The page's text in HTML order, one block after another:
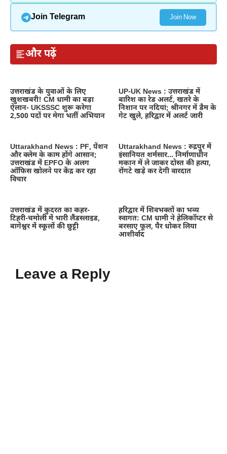
Join Telegram Join Now
और पढ़ें
उत्तराखंड के युवाओं के लिए
खुशखबरी! CM धामी का बड़ा
ऐलान- UKSSSC शुरू करेगा
2,500 पदों पर मेगा भर्ती अभियान
UP-UK News : उत्तराखंड में
बारिश का रेड अलर्ट, खतरे के
निशान पर नदियां; श्रीनगर में डैम के
गेट खुले, हरिद्वार में अलर्ट जारी
Uttarakhand News : PF, पेंशन
और क्लेम के काम होंगे आसान;
उत्तराखंड में EPFO के अलग
ऑफिस खोलने पर केंद्र कर रहा
विचार
Uttarakhand News : रुद्रपुर में
इंसानियत शर्मसार… निर्माणाधीन
मकान में ले जाकर दोस्त की हत्या,
रोंगटे खड़े कर देगी वारदात
उत्तराखंड में कुदरत का कहर-
टिहरी-चमोली में भारी लैंडस्लाइड,
बागेश्वर में स्कूलों की छुट्टी
हरिद्वार में शिवभक्तों का भव्य
स्वागत: CM धामी ने हेलिकॉप्टर से
बरसाए फूल, पैर धोकर लिया
आशीर्वाद
Leave a Reply